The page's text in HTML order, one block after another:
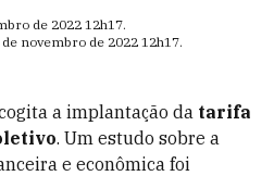
de 2022 12h17.
de novembro de 2022 12h17.
a implantação da tarifa
. Um estudo sobre a
e econômica foi